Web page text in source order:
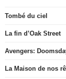
Tombé du ciel
La fin d’Oak Street
Avengers:
La Maison de nos